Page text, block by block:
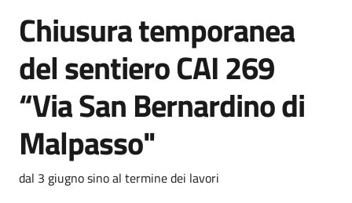
Chiusura temporanea
del sentiero CAI 269
“Via San Bernardino di
Malpasso"
Dettagli della notizia
dal 3 giugno sino al termine dei lavori